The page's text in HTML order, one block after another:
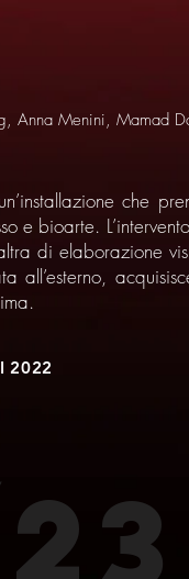
Anna Menini,
che
e bioarte.
di elaborazione
all’esterno,
2022